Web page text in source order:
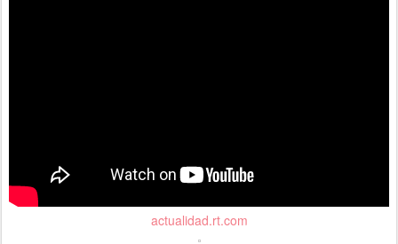
actualidad.rt.com